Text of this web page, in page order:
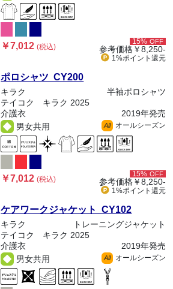
￥7,012(税込)
15% OFF
参考価格￥8,250-
1%ポイント 還元
ポロシャツ CY200
キラク
半袖ポロシャツ
テイコク キラク 2025
介護衣
2019年発売
男女共用
All オールシーズン
￥7,012(税込)
15% OFF
参考価格￥8,250-
1%ポイント 還元
ケアワークジャケット CY102
キラク
トレーニングジャケット
テイコク キラク 2025
介護衣
2019年発売
男女共用
All オールシーズン